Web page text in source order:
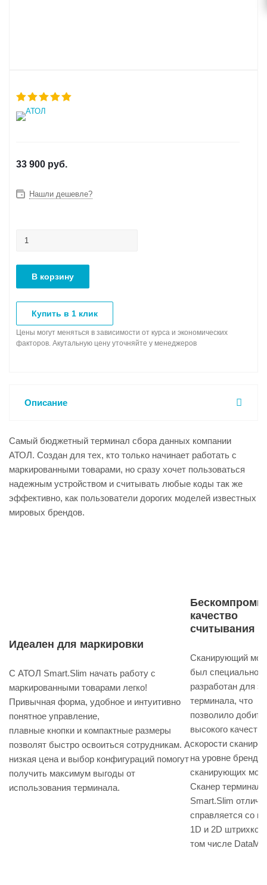
33 900 руб.
Нашли дешевле?
В корзину
Купить в 1 клик
Цены могут меняться в зависимости от курса и экономических
факторов. Акутальную цену уточняйте у менеджеров
Описание
Самый бюджетный терминал сбора данных компании
АТОЛ. Создан для тех, кто только начинает работать с
маркированными товарами, но сразу хочет пользоваться
надежным устройством и считывать любые коды так же
эффективно, как пользователи дорогих моделей известных
мировых брендов.
Идеален для маркировки
С АТОЛ Smart.Slim начать работу с
маркированными товарами легко!
Привычная форма, удобное и интуитивно
понятное управление,
плавные кнопки и компактные размеры
позволят быстро освоиться сотрудникам. А
низкая цена и выбор конфигураций помогут
получить максимум выгоды от
использования терминала.
качество
считывания
Сканирующий
был специально
разработан для
терминала, что
позволило
высокого
скорости
на уровне
сканирующих
Сканер
Smart.Slim
справляется со
1D и 2D
том числе